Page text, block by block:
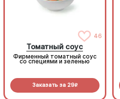
46
Томатный соус
Фирменный томатный соус
со специями и зеленью
Заказать за 29R